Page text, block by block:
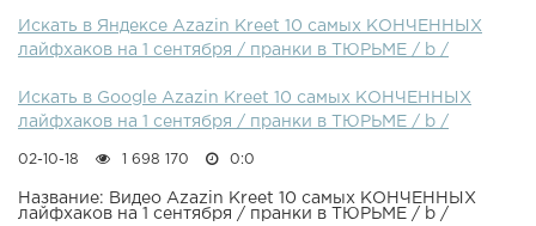
Искать в Яндексе Azazin Kreet 10 самых КОНЧЕННЫХ
лайфхаков на 1 сентября / пранки в ТЮРЬМЕ / b /
Искать в Google Azazin Kreet 10 самых КОНЧЕННЫХ
лайфхаков на 1 сентября / пранки в ТЮРЬМЕ / b /
02-10-18 1 698 170 0:0
Название: Видео Azazin Kreet 10 самых КОНЧЕННЫХ
лайфхаков на 1 сентября / пранки в ТЮРЬМЕ / b /